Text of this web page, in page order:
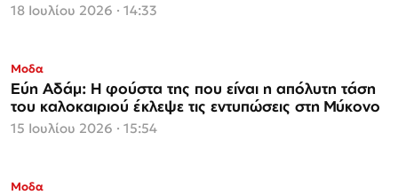
18 Ιουλίου 2026 · 14:33
Μοδα
Εύη Αδάμ: Η φούστα της που είναι η απόλυτη τάση
του καλοκαιριού έκλεψε τις εντυπώσεις στη Μύκονο
15 Ιουλίου 2026 · 15:54
Μοδα